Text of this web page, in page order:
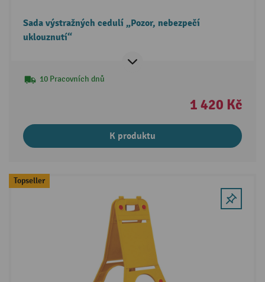
Sada výstražných cedulí „Pozor, nebezpečí
uklouznutí“
10 Pracovních dnů
1 420 Kč
K produktu
Topseller